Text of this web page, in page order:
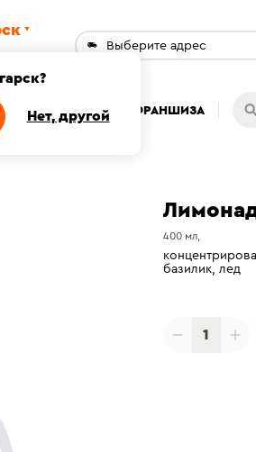
?
Нет, другой
Выберите адрес
НОВИНКИ ДЕСЕРТЫ
И ОПЛАТА ФРАНШИЗА
400 мл,
базилик, лед
1